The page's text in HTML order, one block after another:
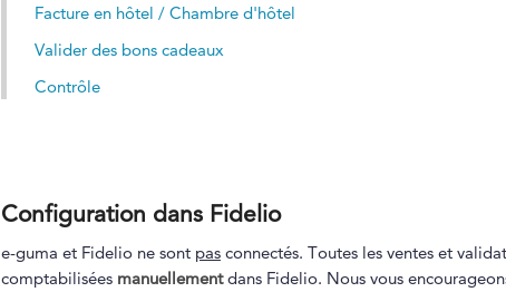
Facture en hôtel / Chambre d'hôtel
Valider des bons cadeaux
Contrôle
Configuration dans Fidelio
e-guma et Fidelio ne sont pasconnectés. Toutes les ventes et
comptabilisées manuellementdans Fidelio. Nous vous